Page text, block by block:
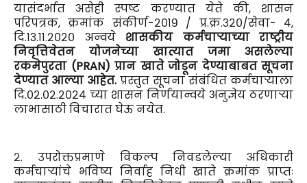
यासंदर्भात असेही स्पष्ट करण्यात येते की, शासन
परिपत्रक, क्रमांक संकीर्ण-२०१९ / प्र.क्र.३२०/सेवा- ४,
दि.१३.११.२०२० अन्वये शासकीय कर्मचाऱ्याच्या राष्ट्रीय
निवृत्तिवेतन योजनेच्या खात्यात जमा असलेल्या
रकमेपुरता (PRAN) प्रान खाते जोडून देण्याबाबत सूचना
देण्यात आल्या आहेत. प्रस्तुत सूचना संबंधित कर्मचाऱ्याला
दि.०२.०२.२०२४ च्या शासन निर्णयान्वये अनुज्ञेय ठरणाऱ्या
लाभासाठी विचारात घेऊ नयेत.
२. उपरोक्तप्रमाणे विकल्प निवडलेल्या अधिकारी
कर्मचाऱ्यांचे भविष्य निर्वाह निधी खाते क्रमांक प्राप्तः